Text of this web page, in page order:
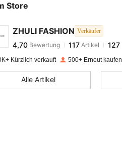
Store
ZHULI FASHION Verkäufer
4,70
4,70 117Artikel
t***3bezahltVor 1 Tag
Kürzlich verkauft 500+ Erneut kaufen
Alle Artikel